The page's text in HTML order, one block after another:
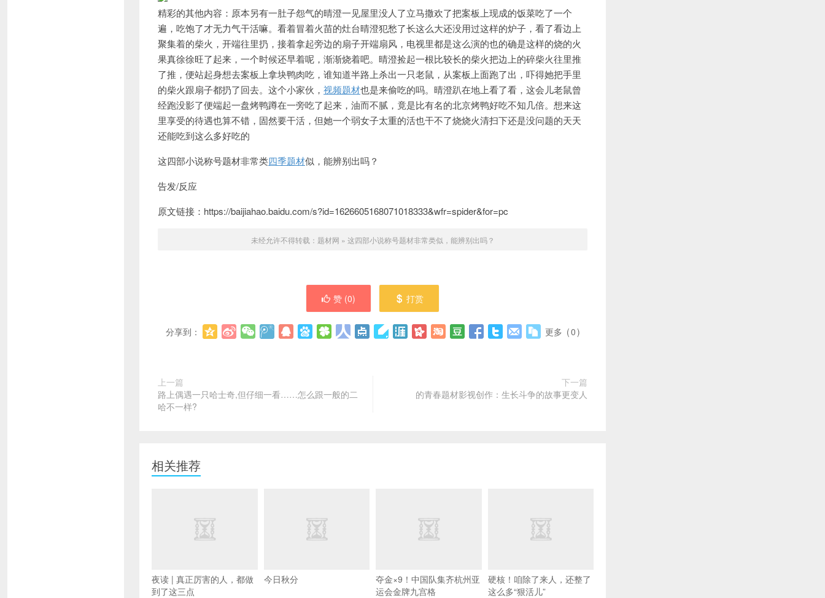
精彩的其他内容：原本另有一肚子怨气的晴澄一见屋里没人了立马撒欢了把案板上现成的饭菜吃了一个
遍，吃饱了才无力气干活嘛。 看着冒着火苗的灶台晴澄犯愁了长这么大还没用过这样的炉子，看了看边上
聚集着的柴火，开端往里扔，接着拿起旁边的扇子开端扇风，电视里都是这么演的也的确是这样的烧的火
果真徐徐旺了起来，一个时候还早着呢，渐渐烧着吧。 晴澄捡起一根比较长的柴火把边上的碎柴火往里推
了推，便站起身想去案板上拿块鸭肉吃，谁知道半路上杀出一只老鼠，从案板上面跑了出，吓得她把手里
的柴火跟扇子都扔了回去。 这个小家伙， 视频题材也是来偷吃的吗。晴澄趴在地上看了看，这会儿老鼠曾
经跑没影了便端起一盘烤鸭蹲在一旁吃了起来，油而不腻，竟是比有名的北京烤鸭好吃不知几倍。 想来这
里享受的待遇也算不错，固然要干活，但她一个弱女子太重的活也干不了烧烧火清扫下还是没问题的天天
还能吃到这么多好吃的
这四部小说称号题材非常类四季题材似，能辨别出吗？
告发/反应
原文链接：https://baijiahao.baidu.com/s?id=1626605168071018333&wfr=spider&for=pc
未经允许不得转载： 题材网 » 这四部小说称号题材非常类似，能辨别出吗？
赞 (0) 打赏
分享到： 更多 (0)
上一篇
路上偶遇一只哈士奇,但仔细一看……怎么跟一般的二
哈不一样?
下一篇
的青春题材影视创作：生长斗争的故事更变人
相关推荐
夜读 | 真正厉害的人，都做
到了这三点
今日秋分
夺金×9！中国队集齐杭州亚
运会金牌九宫格
硬核！咱除了来人，还整了
这么多“狠活儿”